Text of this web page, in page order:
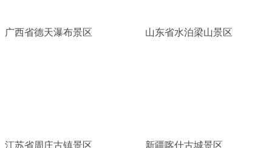
广西省德天瀑布景区 山东省水泊梁山景区
江苏省周庄古镇景区 新疆喀什古城景区